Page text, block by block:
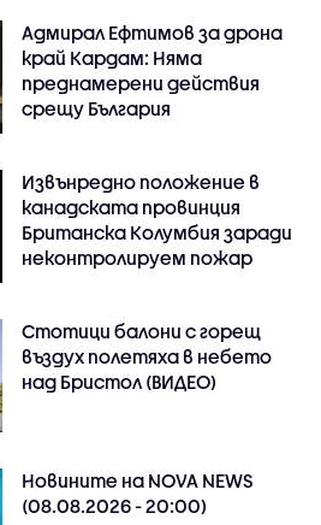
Адмирал Ефтимов за дрона
край Кардам: Няма
преднамерени действия
срещу България
Извънредно положение в
канадската провинция
Британска Колумбия заради
неконтролируем пожар
Стотици балони с горещ
въздух полетяха в небето
над Бристол (ВИДЕО)
Новините на NOVA NEWS
(08.08.2026 - 20:00)